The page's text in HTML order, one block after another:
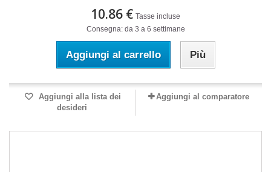
10.86 € Tasse incluse
Consegna: da 3 a 6 settimane
Aggiungi al carrello Più
Aggiungi alla lista dei
desideri
Aggiungi al comparatore